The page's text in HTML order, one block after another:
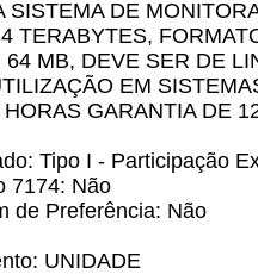
SISTEMA DE
TERABYTES,
64 MB, DEVE SER DE
EM
GARANTIA DE
Tipo I - Participação
7174: Não
de Preferência: Não
UNIDADE